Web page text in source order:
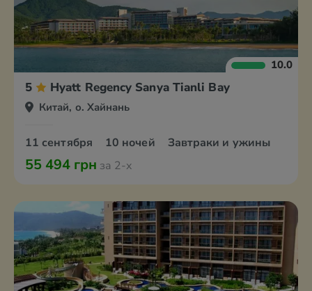
10.0
5 Hyatt Regency Sanya Tianli Bay
Китай, о. Хайнань
11 сентября 10 ночей Завтраки и ужины
55 494 грн за 2-х